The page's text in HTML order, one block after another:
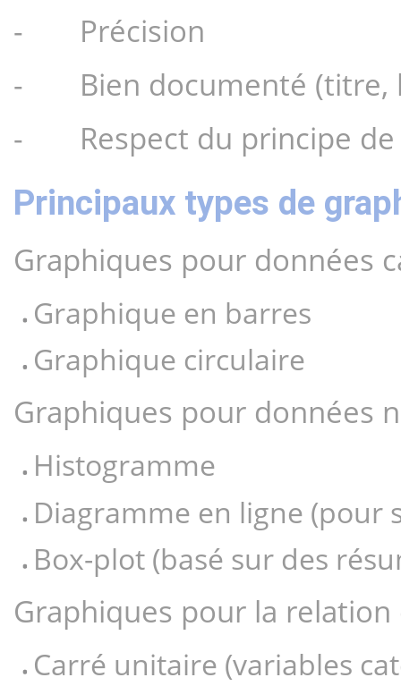
-       Précision
-       Bien documenté
-       Respect du principe
Principaux types de
Graphiques pour données
Graphique en barres
Graphique circulaire
Graphiques pour données
Histogramme
Diagramme en ligne (pour
Box-plot (basé sur des
Graphiques pour la
Carré unitaire (variables